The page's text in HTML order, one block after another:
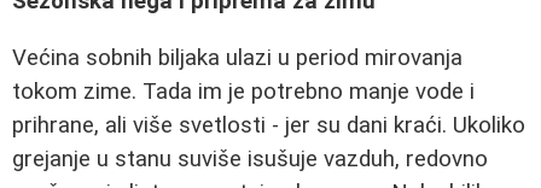
Većina sobnih biljaka ulazi u period mirovanja
tokom zime. Tada im je potrebno manje vode i
prihrane, ali više svetlosti - jer su dani kraći. Ukoliko
grejanje u stanu suviše isušuje vazduh, redovno